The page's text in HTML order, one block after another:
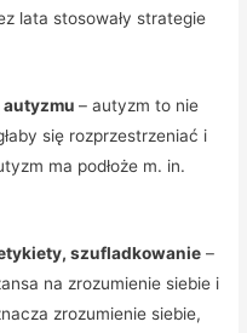
lata stosowały strategie
autyzmu– autyzm to nie
się rozprzestrzeniać i
ma podłoże m. in.
szufladkowanie –
na zrozumienie siebie i
zrozumienie siebie,